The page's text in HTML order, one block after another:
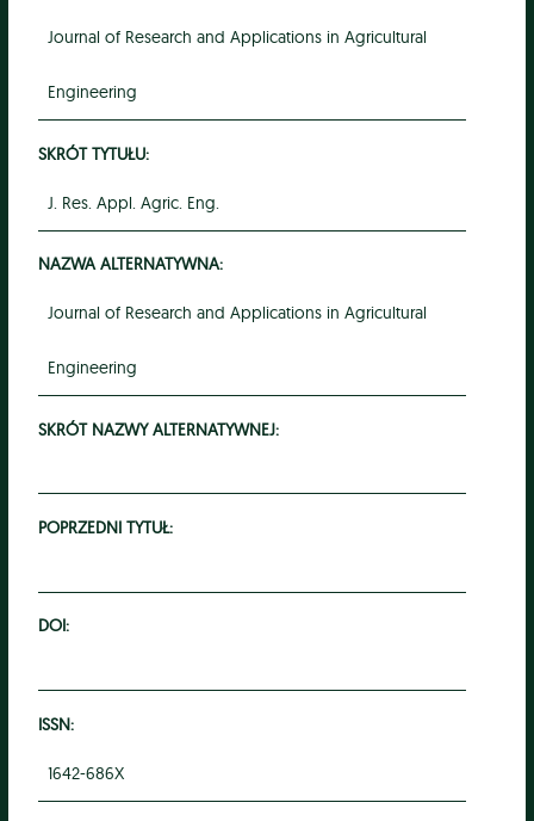
Journal of Research and Applications in Agricultural
Engineering
SKRÓT TYTUŁU:
J. Res. Appl. Agric. Eng.
NAZWA ALTERNATYWNA:
Journal of Research and Applications in Agricultural
Engineering
SKRÓT NAZWY ALTERNATYWNEJ:
POPRZEDNI TYTUŁ:
DOI:
ISSN:
1642-686X